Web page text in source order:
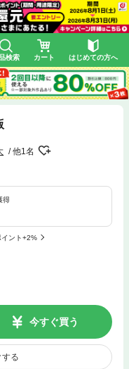
検索 カート はじめての方へ
他1名
得
ント+2%
今すぐ買う
る